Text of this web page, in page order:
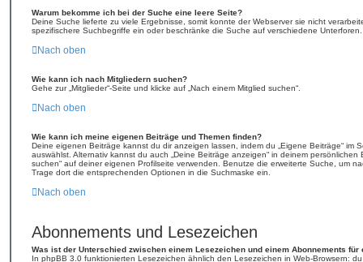
Warum bekomme ich bei der Suche eine leere Seite?
Deine Suche lieferte zu viele Ergebnisse, somit konnte der Webserver sie nicht
spezifischere Suchbegriffe ein oder beschränke die Suche auf verschiedene Unterforen.
Nach oben
Wie kann ich nach Mitgliedern suchen?
Gehe zur „Mitglieder“-Seite und klicke auf „Nach einem Mitglied suchen“.
Nach oben
Wie kann ich meine eigenen Beiträge und Themen finden?
Deine eigenen Beiträge kannst du dir anzeigen lassen, indem du „Eigene Beiträge“ im
auswählst. Alternativ kannst du auch „Deine Beiträge anzeigen“ in deinem persönlichen
suchen“ auf deiner eigenen Profilseite verwenden. Benutze die erweiterte Suche, um
Trage dort die entsprechenden Optionen in die Suchmaske ein.
Nach oben
Abonnements und Lesezeichen
Was ist der Unterschied zwischen einem Lesezeichen und einem Abonnements für
In phpBB 3.0 funktionierten Lesezeichen ähnlich den Lesezeichen in Web-Browsern: